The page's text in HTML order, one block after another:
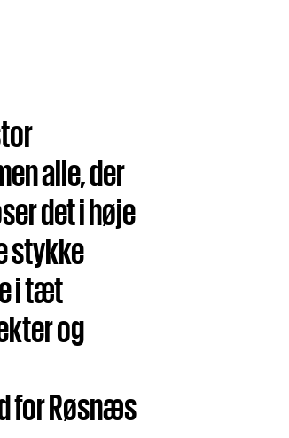
alle, der
det i høje
stykke
i tæt
og
for Røsnæs